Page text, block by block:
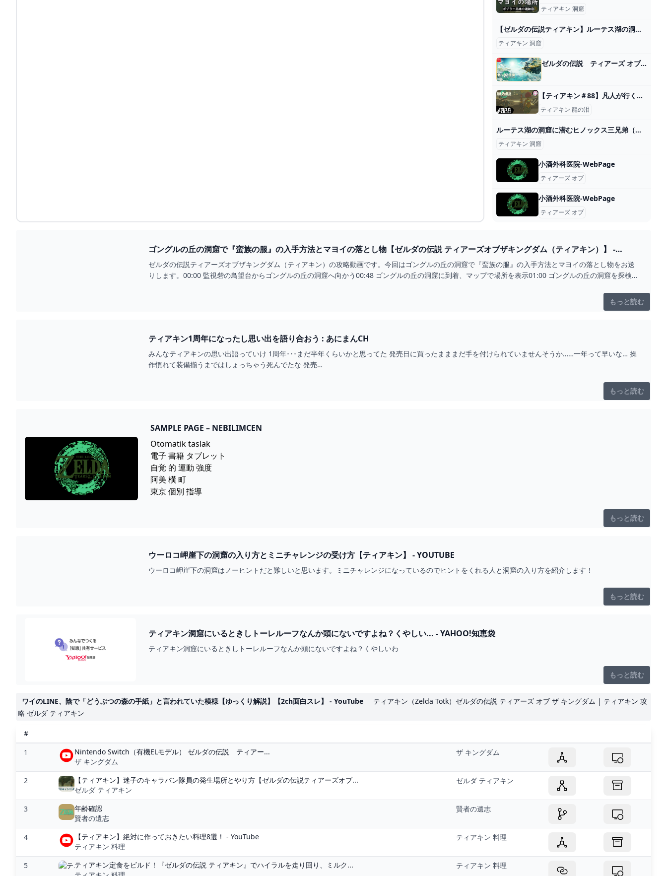
ティアキン 洞窟
【ゼルダの伝説ティアキン】ルーテス湖の洞窟(マヨイ） - YouTube
ティアキン 洞窟
ゼルダの伝説 ティアーズ オブ ザ キングダム Nintendo Switch 任天堂
【ティアキン＃88】凡人が行く龍泪旅 - ニコニコ動画
ティアキン 龍の泪
ルーテス湖の洞窟に潜むヒノックス三兄弟（次男）とマヨイ【ゼルダの伝説ティアーズオブザキングダム】 - YouTube
ティアキン 洞窟
小酒外科医院-WebPage
ティアーズ オブ
小酒外科医院-WebPage
ティアーズ オブ
ゴングルの丘の洞窟で『蛮族の服』の入手方法とマヨイの落とし物【ゼルダの伝説 ティアーズオブザキングダム（ティアキン）】 -
YOUTUBE
ゼルダの伝説ティアーズオブザキングダム（ティアキン）の攻略動画です。今回はゴングルの丘の洞窟で『蛮族の服』の入手方法とマヨイの落とし物をお送
りします。00:00 監視砦の鳥望台からゴングルの丘の洞窟へ向かう00:48 ゴングルの丘の洞窟に到着、マップで場所を表示01:00 ゴングルの丘の洞窟を探検
もっと読む
ティアキン1周年になったし思い出を語り合おう : あにまんCH
みんなティアキンの思い出語っていけ 1周年･･･まだ半年くらいかと思ってた 発売日に買ったまままだ手を付けられていませんそうか……一年って早いな… 操
作慣れて装備揃うまではしょっちゃう死んでたな 発売…
もっと読む
SAMPLE PAGE – NEBILIMCEN
Otomatik taslak
電子 書籍 タブレット
自覚 的 運動 強度
阿美 橫 町
東京 個別 指導
もっと読む
ウーロコ岬崖下の洞窟の入り方とミニチャレンジの受け方【ティアキン】 - YOUTUBE
ウーロコ岬崖下の洞窟はノーヒントだと難しいと思います。ミニチャレンジになっているのでヒントをくれる人と洞窟の入り方を紹介します！
もっと読む
ティアキン洞窟にいるときしトーレルーフなんか頭にないですよね？くやしい... - YAHOO!知恵袋
ティアキン洞窟にいるときしトーレルーフなんか頭にないですよね？くやしいわ
もっと読む
ワイのLINE、陰で「どうぶつの森の手紙」と言われていた模様【ゆっくり解説】【2ch面白スレ】 - YouTube
ティアキン（Zelda Totk）ゼルダの伝説 ティアーズ オブ ザ キングダム | ティアキン 攻
略 ゼルダ ティアキン
#
1
Nintendo Switch（有機ELモデル） ゼルダの伝説 ティアー...
ザ キングダム
ザ キングダム
2
【ティアキン】迷子のキャラバン隊員の発生場所とやり方【ゼルダの伝説ティアーズオブ...
ゼルダ ティアキン
ゼルダ ティアキン
3
年齢確認
賢者の遺志
賢者の遺志
4
【ティアキン】絶対に作っておきたい料理8選！ - YouTube
ティアキン 料理
ティアキン 料理
5
ティアキン定食をビルド！『ゼルダの伝説 ティアキン』でハイラルを走り回り、ミルク...
ティアキン 料理